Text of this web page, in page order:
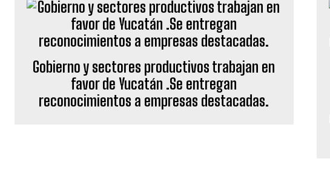
Gobierno y sectores productivos trabajan en
favor de Yucatán .Se entregan
reconocimientos a empresas destacadas.